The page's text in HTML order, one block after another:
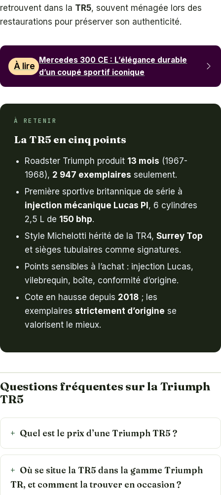
retrouvent dans la TR5, souvent ménagée lors des
restaurations pour préserver son authenticité.
À lire
Mercedes 300 CE : L’élégance durable
d’un coupé sportif iconique
À RETENIR
La TR5 en cinq points
Roadster Triumph produit 13 mois (1967-
1968), 2 947 exemplaires seulement.
Première sportive britannique de série à
injection mécanique Lucas PI , 6 cylindres
2,5 L de 150 bhp.
Style Michelotti hérité de la TR4, Surrey Top
et sièges tubulaires comme signatures.
Points sensibles à l’achat : injection Lucas,
vilebrequin, boîte, conformité d’origine.
Cote en hausse depuis 2018 ; les
exemplaires strictement d’origine se
valorisent le mieux.
Questions fréquentes sur la Triumph
TR5
Quel est le prix d’une Triumph TR5 ?
Où se situe la TR5 dans la gamme Triumph
TR, et comment la trouver en occasion ?